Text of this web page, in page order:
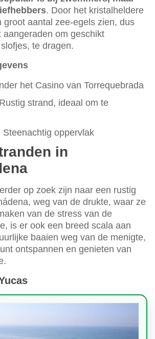
. Door het kristalheldere
groot aantal zee-egels zien, dus
aangeraden om geschikt
te dragen.
het Casino van Torrequebrada
Rustig strand, ideaal om te
Steenachtig oppervlak
in
op zoek zijn naar een rustig
weg van de drukte, waar ze
van de stress van de
is er ook een breed scala aan
baaien weg van de menigte,
ontspannen en genieten van